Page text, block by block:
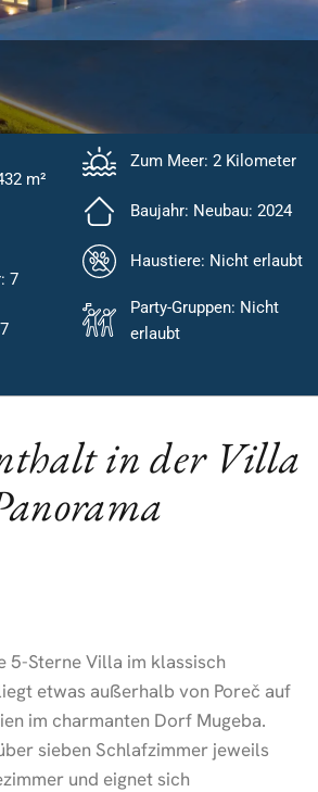
m²
7
Zum Meer: 2 Kilometer
Baujahr: Neubau: 2024
Haustiere: Nicht erlaubt
Party-Gruppen: Nicht
erlaubt
in der Villa
5-Sterne Villa im klassisch
etwas außerhalb von Poreč auf
im charmanten Dorf Mugeba.
sieben Schlafzimmer jeweils
und eignet sich